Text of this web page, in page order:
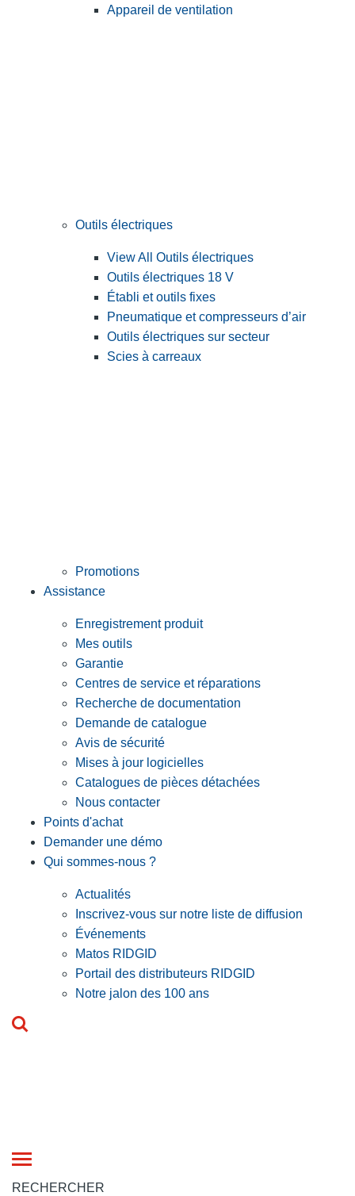
Appareil de ventilation
Outils électriques
View All Outils électriques
Outils électriques 18 V
Établi et outils fixes
Pneumatique et compresseurs d’air
Outils électriques sur secteur
Scies à carreaux
Promotions
Assistance
Enregistrement produit
Mes outils
Garantie
Centres de service et réparations
Recherche de documentation
Demande de catalogue
Avis de sécurité
Mises à jour logicielles
Catalogues de pièces détachées
Nous contacter
Points d'achat
Demander une démo
Qui sommes-nous ?
Actualités
Inscrivez-vous sur notre liste de diffusion
Événements
Matos RIDGID
Portail des distributeurs RIDGID
Notre jalon des 100 ans
Toggle
navigation
RECHERCHER